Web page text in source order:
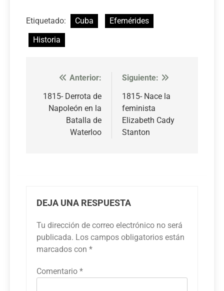
Etiquetado: Cuba
Efemérides
Historia
Navegación
de
entradas
Anterior:
1815- Derrota de
Napoleón en la
Batalla de
Waterloo
Siguiente:
1815- Nace la
feminista
Elizabeth Cady
Stanton
DEJA UNA RESPUESTA
Tu dirección de correo electrónico no será
publicada. Los campos obligatorios están
marcados con *
Comentario *